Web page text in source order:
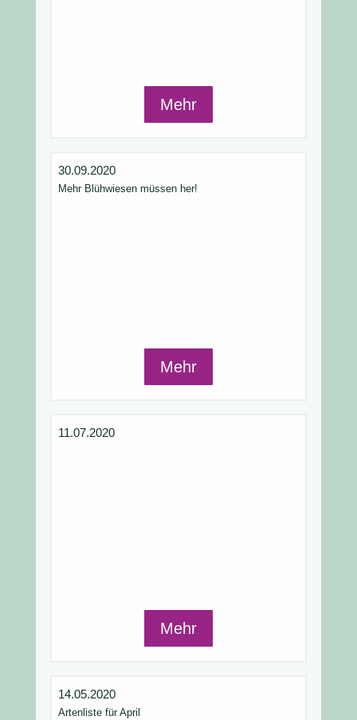
Mehr
30.09.2020
Mehr Blühwiesen müssen her!
Mehr
11.07.2020
Mehr
14.05.2020
Artenliste für April